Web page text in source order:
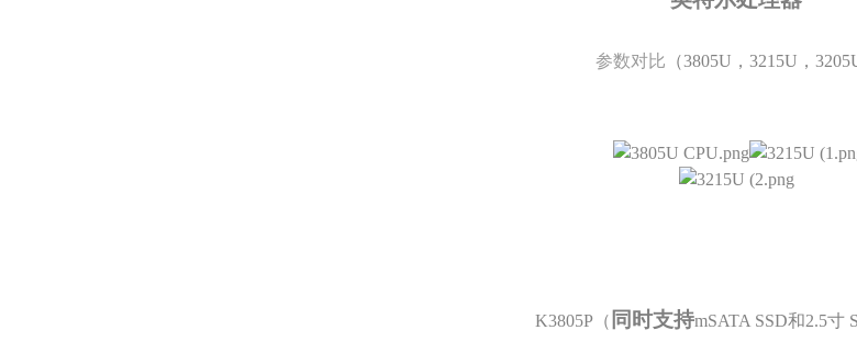
参数对比 （3805U，3215U，
K3805P（ 同时支持mSATA SSD和2.5寸